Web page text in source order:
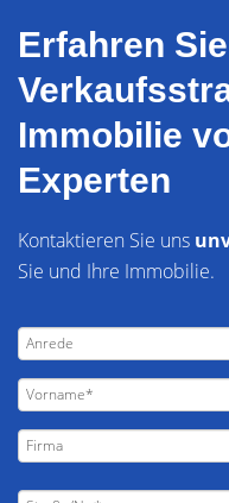
Erfahren
Immobilie
Experten
Kontaktieren Sie uns
Sie und Ihre Immobilie.